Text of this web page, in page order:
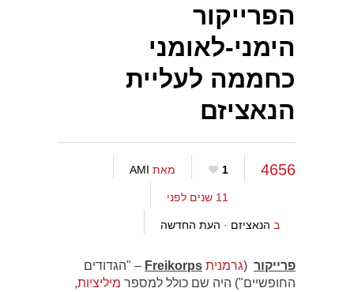
הפרייקור
הימני-לאומני
כחממה לעליית
הנאציזם
4656
1 מאת AMI
11 שנים לפני
ב הנאציזם · העת החדשה
פרייקור (גרמנית Freikorps – "הגדודים
החופשיים") היה שם כולל למספר מיליציות,